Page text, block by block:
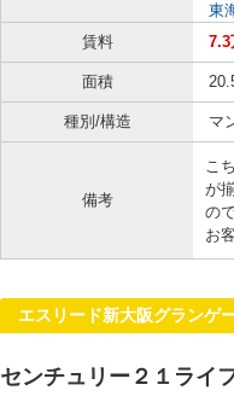
東
賃料
7.3
面積
種別/構造 マ
備考
こ
が
の
お
エスリード新大阪グランゲ
センチュリー２１ラ